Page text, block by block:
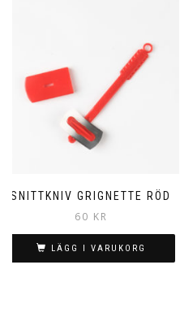
SNITTKNIV GRIGNETTE RÖD
60 KR
LÄGG I VARUKORG